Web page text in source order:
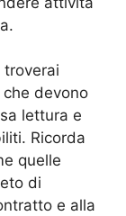
devono
lettura e
Ricorda
quelle
di
e alla